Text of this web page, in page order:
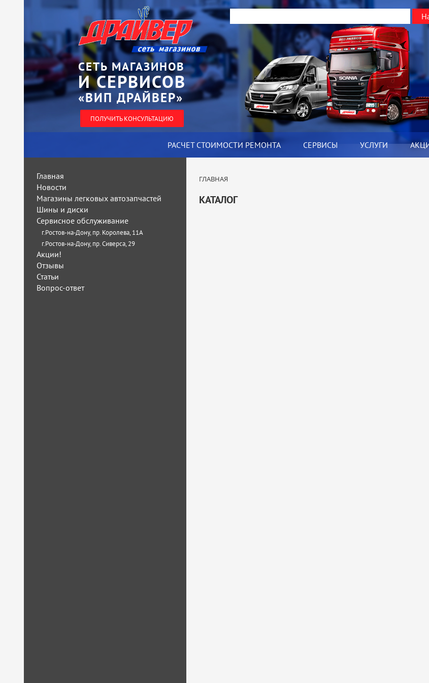
СЕТЬ МАГАЗИНОВ
И СЕРВИСОВ
«ВИП ДРАЙВЕР»
ПОЛУЧИТЬ КОНСУЛЬТАЦИЮ
РАСЧЕТ СТОИМОСТИ РЕМОНТА СЕРВИСЫ УСЛУГИ
Главная
Новости
Магазины легковых автозапчастей
Шины и диски
Сервисное обслуживание
г.Ростов-на-Дону, пр. Королева, 11А
г.Ростов-на-Дону, пр. Сиверса, 29
Акции!
Отзывы
Статьи
Вопрос-ответ
ГЛАВНАЯ
КАТАЛОГ